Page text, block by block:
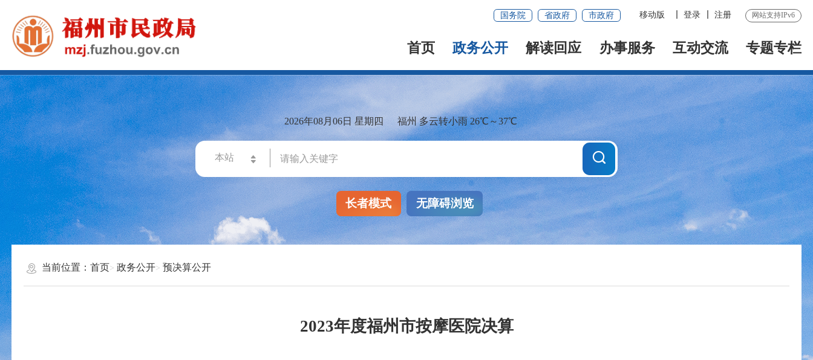
国务院 省政府 市政府 移动版 登录 注册 网站支持IPv6
首页 政务公开 解读回应 办事服务 互动交流 专题专栏
2026年08月06日 星期四 福州 多云转小雨 26℃～37℃
长者模式 无障碍浏览
当前位置：首页 政务公开 预决算公开
2023年度福州市按摩医院决算